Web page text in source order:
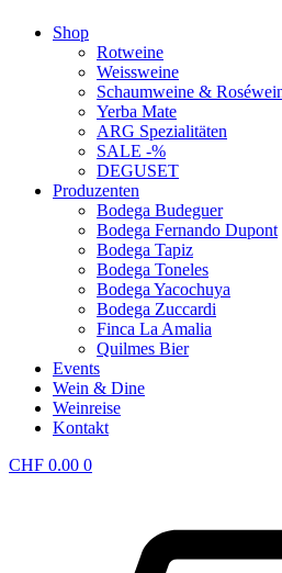
Shop
Rotweine
Weissweine
Schaumweine &
Yerba Mate
ARG Spezialitäten
SALE -%
DEGUSET
Produzenten
Bodega Budeguer
Bodega Fernando Dupont
Bodega Tapiz
Bodega Toneles
Bodega Yacochuya
Bodega Zuccardi
Finca La Amalia
Quilmes Bier
Events
Wein & Dine
Weinreise
Kontakt
CHF 0.00 0